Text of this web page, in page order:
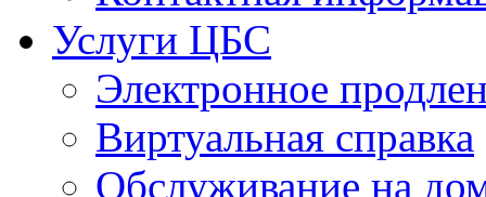
Услуги ЦБС
Электронное
Виртуальная справка
Обслуживание на